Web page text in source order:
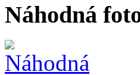
Náhodná